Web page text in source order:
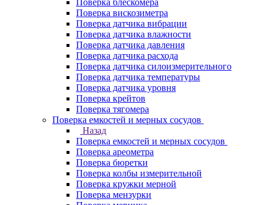
Поверка блескомера
Поверка вискозиметра
Поверка датчика вибрации
Поверка датчика влажности
Поверка датчика давления
Поверка датчика расхода
Поверка датчика силоизмерительного
Поверка датчика температуры
Поверка датчика уровня
Поверка крейтов
Поверка тягомера
Поверка емкостей и мерных сосудов
Назад
Поверка емкостей и мерных сосудов
Поверка ареометра
Поверка бюретки
Поверка колбы измерительной
Поверка кружки мерной
Поверка мензурки